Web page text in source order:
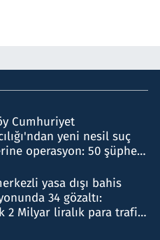
Cumhuriyet
yeni nesil suç
operasyon: 50 şüpheli
yasa dışı bahis
34 gözaltı:
2 Milyar liralık para trafiği